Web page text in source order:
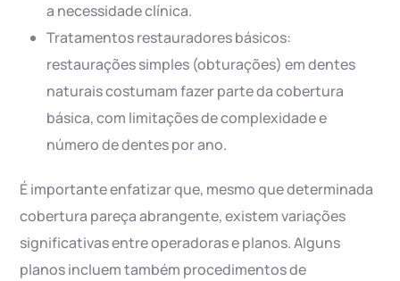
a necessidade clínica.
Tratamentos restauradores básicos:
restaurações simples (obturações) em dentes
naturais costumam fazer parte da cobertura
básica, com limitações de complexidade e
número de dentes por ano.
É importante enfatizar que, mesmo que determinada
cobertura pareça abrangente, existem variações
significativas entre operadoras e planos. Alguns
planos incluem também procedimentos de